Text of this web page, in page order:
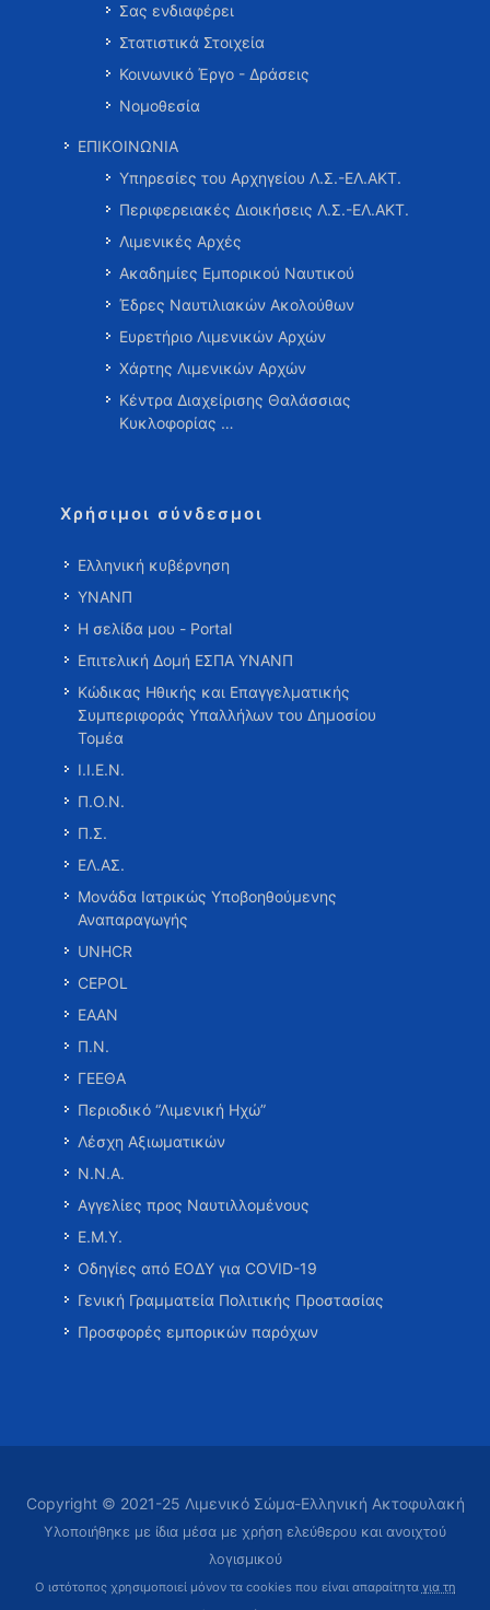
Σας ενδιαφέρει
Στατιστικά Στοιχεία
Κοινωνικό Έργο - Δράσεις
Νομοθεσία
ΕΠΙΚΟΙΝΩΝΙΑ
Υπηρεσίες του Αρχηγείου Λ.Σ.-ΕΛ.ΑΚΤ.
Περιφερειακές Διοικήσεις Λ.Σ.-ΕΛ.ΑΚΤ.
Λιμενικές Αρχές
Ακαδημίες Εμπορικού Ναυτικού
Έδρες Ναυτιλιακών Ακολούθων
Ευρετήριο Λιμενικών Αρχών
Χάρτης Λιμενικών Αρχών
Κέντρα Διαχείρισης Θαλάσσιας
Κυκλοφορίας …
Χρήσιμοι σύνδεσμοι
Ελληνική κυβέρνηση
ΥΝΑΝΠ
Η σελίδα μου - Portal
Επιτελική Δομή ΕΣΠΑ ΥΝΑΝΠ
Κώδικας Ηθικής και Επαγγελματικής
Συμπεριφοράς Υπαλλήλων του Δημοσίου
Τομέα
Ι.Ι.Ε.Ν.
Π.Ο.Ν.
Π.Σ.
ΕΛ.ΑΣ.
Μονάδα Ιατρικώς Υποβοηθούμενης
Αναπαραγωγής
UNHCR
CEPOL
ΕΑΑΝ
Π.Ν.
ΓΕΕΘΑ
Περιοδικό “Λιμενική Ηχώ”
Λέσχη Αξιωματικών
Ν.Ν.Α.
Αγγελίες προς Ναυτιλλομένους
Ε.Μ.Υ.
Οδηγίες από ΕΟΔΥ για COVID-19
Γενική Γραμματεία Πολιτικής Προστασίας
Προσφορές εμπορικών παρόχων
Copyright © 2021-25 Λιμενικό Σώμα-Ελληνική Ακτοφυλακή
Υλοποιήθηκε με ίδια μέσα με χρήση ελεύθερου και ανοιχτού
λογισμικού
Ο ιστότοπος χρησιμοποιεί μόνον τα cookies που είναι απαραίτητα για τη